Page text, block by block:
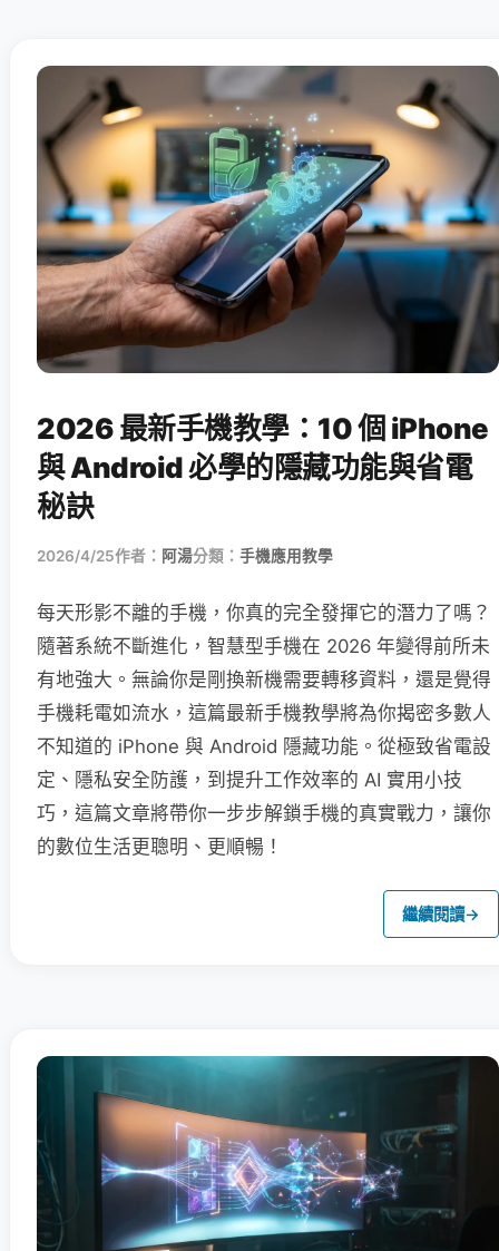
2026 最新手機教學：10 個 iPhone
與 Android 必學的隱藏功能與省電
秘訣
2026/4/25作者： 阿湯分類： 手機應用教學
每天形影不離的手機，你真的完全發揮它的潛力了嗎？
隨著系統不斷進化，智慧型手機在 2026 年變得前所未
有地強大。無論你是剛換新機需要轉移資料，還是覺得
手機耗電如流水，這篇最新手機教學將為你揭密多數人
不知道的 iPhone 與 Android 隱藏功能。從極致省電設
定、隱私安全防護，到提升工作效率的 AI 實用小技
巧，這篇文章將帶你一步步解鎖手機的真實戰力，讓你
的數位生活更聰明、更順暢！
繼續閱讀→